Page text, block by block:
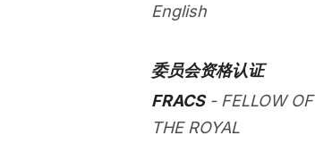
English
委员会资格认证
FRACS- FELLOW OF
THE ROYAL